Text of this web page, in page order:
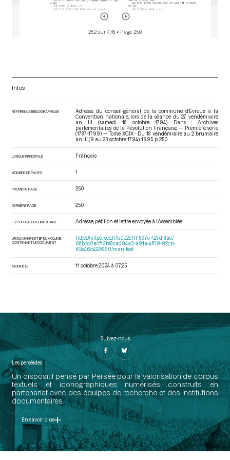
252 sur 476 • Page 250
Infos
RÉFÉRENCE BIBLIOGRAPHIQUE
Adresse du conseil-général de la commune d’Évreux à la
Convention nationale, lors de la séance du 27 vendémiaire
an III (samedi 18 octobre 1794). Dans : Archives
parlementaires de la Révolution Française — Première série
(1787-1799) — Tome XCIX - Du 18 vendémiaire au 2 brumaire
an III (9 au 23 octobre 1794) . 1995. p. 250.
LANGUE PRINCIPALE Français
NOMBRE DE PAGES 1
PREMIÈRE PAGE 250
DERNIÈRE PAGE 250
TYPOLOGIE DOCUMENTAIRE Adresse, pétition et lettre envoyée à l’Assemblée
URI DU MANIFEST IIIF DU VOLUME
CONTENANT LE DOCUMENT
https://iiif.persee.fr/b0e2cf11-597c-427d-8ac7-
68bcc0acf13b/8cad94a3-a91a-4f09-92cb-
65e46c422660/manifest
MODIFIÉ LE 11 octobre 2024 à 07:25
Suivez-nous
Les perséides
Un dispositif pensé par Persée pour la valorisation de corpus
textuels et iconographiques numérisés construits en
partenariat avec des équipes de recherche et des institutions
documentaires.
En savoir plus